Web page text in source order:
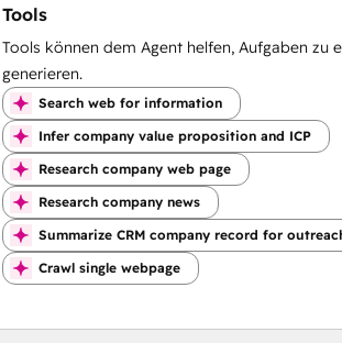
Tools
Tools können dem Agent helfen, Aufgaben zu
generieren.
Search web for information
Infer company value proposition and ICP
Research company web page
Research company news
Summarize CRM company record for
Crawl single webpage